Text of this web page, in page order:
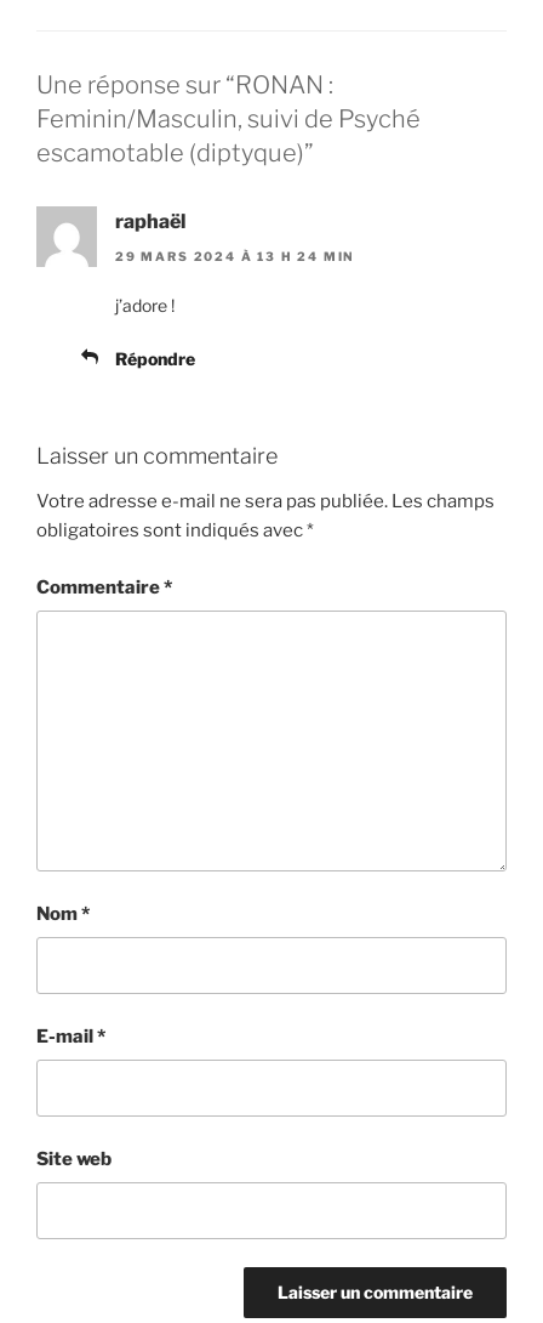
Une réponse sur “RONAN :
Feminin/Masculin, suivi de Psyché
escamotable (diptyque)”
raphaël
29 MARS 2024 À 13 H 24 MIN
j’adore !
Répondre
Laisser un commentaire
Votre adresse e-mail ne sera pas publiée. Les champs
obligatoires sont indiqués avec*
Commentaire*
Nom*
E-mail*
Site web